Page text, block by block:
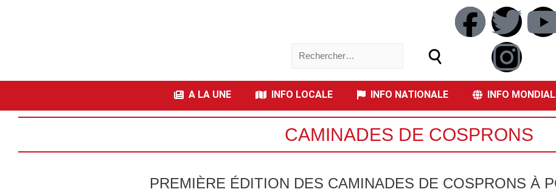
A LA UNE INFO LOCALE INFO NATIONALE INFO
CAMINADES DE COSPRONS
PREMIÈRE ÉDITION DES CAMINADES DE COSPRONS À